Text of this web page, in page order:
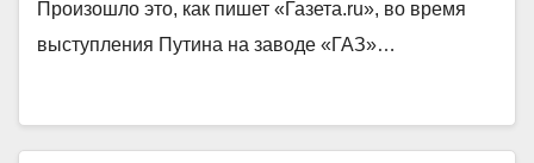
Произошло это, как пишет «Газета.ru», во время
выступления Путина на заводе «ГАЗ»…